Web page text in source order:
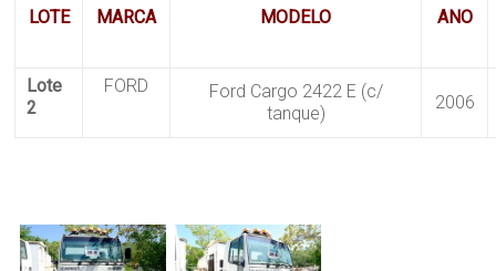
LOTE MARCA MODELO ANO
Lote
2
FORD
Ford Cargo 2422 E (c/
tanque)
2006